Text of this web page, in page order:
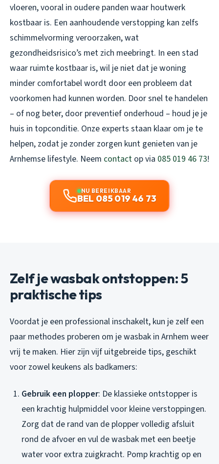
vloeren, vooral in oudere panden waar houtwerk
kostbaar is. Een aanhoudende verstopping kan zelfs
schimmelvorming veroorzaken, wat
gezondheidsrisico’s met zich meebringt. In een stad
waar ruimte kostbaar is, wil je niet dat je woning
minder comfortabel wordt door een probleem dat
voorkomen had kunnen worden. Door snel te handelen
– of nog beter, door preventief onderhoud – houd je je
huis in topconditie. Onze experts staan klaar om je te
helpen, zodat je zonder zorgen kunt genieten van je
Arnhemse lifestyle. Neem contact op via 085 019 46 73!
NU BEREIKBAAR
BEL 085 019 46 73
Zelf je wasbak ontstoppen: 5
praktische tips
Voordat je een professional inschakelt, kun je zelf een
paar methodes proberen om je wasbak in Arnhem weer
vrij te maken. Hier zijn vijf uitgebreide tips, geschikt
voor zowel keukens als badkamers:
Gebruik een plopper: De klassieke ontstopper is
een krachtig hulpmiddel voor kleine verstoppingen.
Zorg dat de rand van de plopper volledig afsluit
rond de afvoer en vul de wasbak met een beetje
water voor extra zuigkracht. Pomp krachtig op en